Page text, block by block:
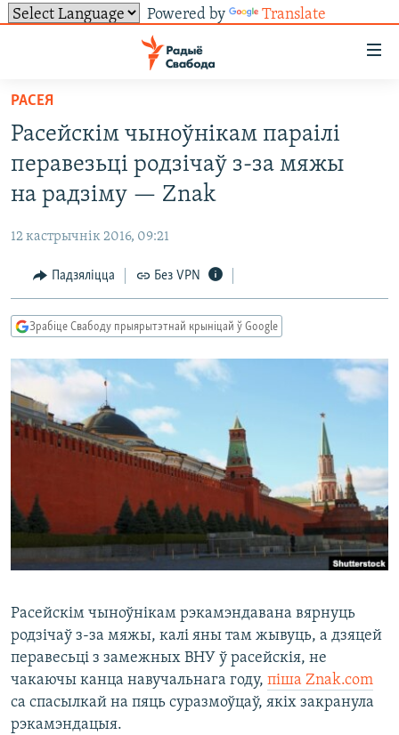
Powered by Translate
ўнівэрсальнага
доступу
Перайсьці
да
галоўнага
зьместу
Перайсьці
да
навігацыі
Перайсьці
да
ВІДЭА І ФОТА
ПАЛІТЫКА
ЭКАНОМІКА
ПАЛІТВЯЗЬНІ
КУЛЬТУРА
КАЛЯНДАР
ГІСТОРЫЯ НА СВАБОДЗЕ
ПАДКАСТЫ
PREMIUM
МОВА
НА ХВАЛЯХ СВАБОДЫ
СУВЯЗЬ
ПАДЗЯЛІЦЦА ІНФАРМАЦЫЯЙ
ПАДКАСТЫ
Усе сайты РС/РСЭ
РАСЕЯ
Расейскім чыноўнікам параілі
перавезьці родзічаў з-за мяжы
на радзіму — Znak
12 кастрычнік 2016, 09:21
Падзяліцца Без VPN
Зрабіце Свабоду прыярытэтнай крыніцай ў Google
Расейскім чыноўнікам рэкамэндавана вярнуць
родзічаў з-за мяжы, калі яны там жывуць, а дзяцей
перавесьці з замежных ВНУ ў расейскія, не
чакаючы канца навучальнага году, піша Znak.com
са спасылкай на пяць суразмоўцаў, якіх закранула
рэкамэндацыя.